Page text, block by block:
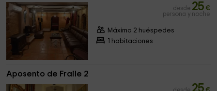
desde 25 €
persona y noche
Máximo 2 huéspedes
1 habitaciones
Aposento de Fraile 2
25